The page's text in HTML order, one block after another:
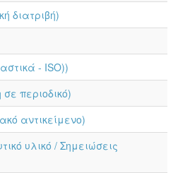
διατριβή)
- ISO))
περιοδικό)
αντικείμενο)
υλικό / Σημειώσεις